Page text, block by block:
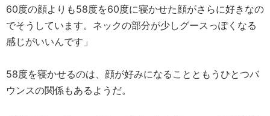
60度の顔よりも58度を60度に寝かせた顔がさらに好きなの
でそうしています。ネックの部分が少しグースっぽくなる
感じがいいんです」
58度を寝かせるのは、顔が好みになることともうひとつバ
ウンスの関係もあるようだ。